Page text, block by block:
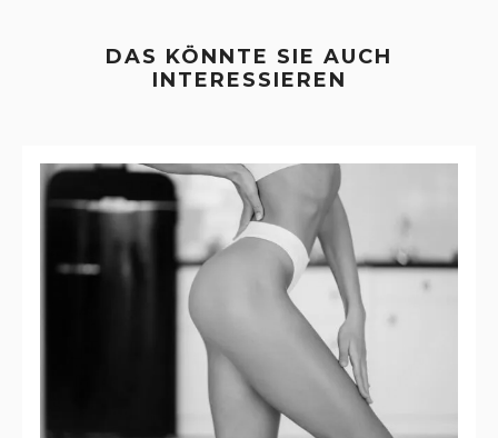
DAS KÖNNTE SIE AUCH
INTERESSIEREN